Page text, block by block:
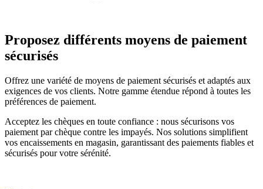
Proposez différents moyens de paiement
sécurisés
Offrez une variété de moyens de paiement sécurisés et adaptés aux
exigences de vos clients. Notre gamme étendue répond à toutes les
préférences de paiement.
Acceptez les chèques en toute confiance : nous sécurisons vos
paiement par chèque contre les impayés. Nos solutions simplifient
vos encaissements en magasin, garantissant des paiements fiables et
sécurisés pour votre sérénité.